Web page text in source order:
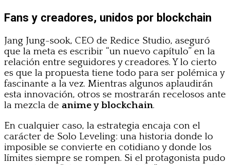
Fans y creadores, unidos por blockchain
Jang Jung-sook, CEO de Redice Studio, aseguró
que la meta es escribir “un nuevo capítulo” en la
relación entre seguidores y creadores. Y lo cierto
es que la propuesta tiene todo para ser polémica y
fascinante a la vez. Mientras algunos aplaudirán
esta innovación, otros se mostrarán recelosos ante
la mezcla de anime y blockchain.
En cualquier caso, la estrategia encaja con el
carácter de Solo Leveling: una historia donde lo
imposible se convierte en cotidiano y donde los
límites siempre se rompen. Si el protagonista pudo